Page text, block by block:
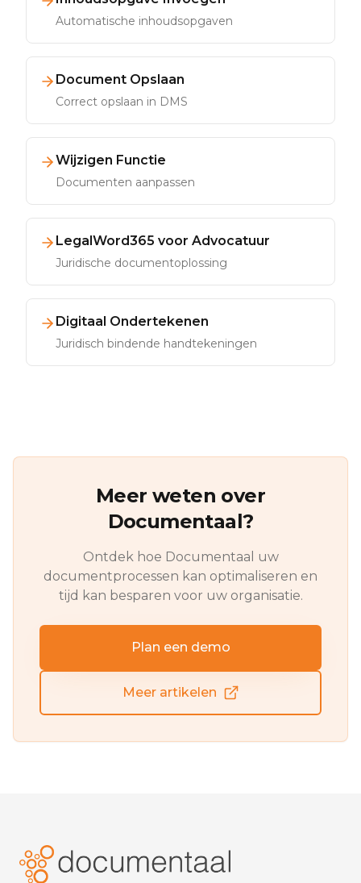
Automatische inhoudsopgaven
Document Opslaan
Correct opslaan in DMS
Wijzigen Functie
Documenten aanpassen
LegalWord365 voor Advocatuur
Juridische documentoplossing
Digitaal Ondertekenen
Juridisch bindende handtekeningen
Meer weten over
Documentaal?
Ontdek hoe Documentaal uw
documentprocessen kan optimaliseren en
tijd kan besparen voor uw organisatie.
Plan een demo
Meer artikelen